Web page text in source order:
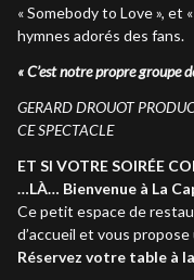
« Somebody to Love », et
hymnes adorés des fans.
« C’est notre propre groupe
GERARD DROUOT
CE SPECTACLE
ET SI VOTRE SOIRÉE
…LÀ… Bienvenue à La
Ce petit espace de
d’accueil et vous
Réservez votre table à